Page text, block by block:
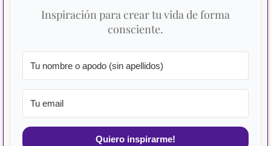
Inspiración para crear tu vida de forma
consciente.
Quiero inspirarme!